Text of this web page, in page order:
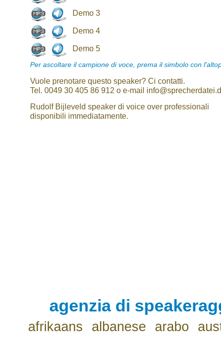
Demo 3
Demo 4
Demo 5
Per ascoltare il campione di voce, prema il simbolo con
Vuole prenotare questo speaker? Ci contatti.
Tel. 0049 30 405 86 912 o e-mail
Rudolf Bijleveld speaker di voice over professionali
disponibili immediatamente.
agenzia di
afrikaans albanese arabo